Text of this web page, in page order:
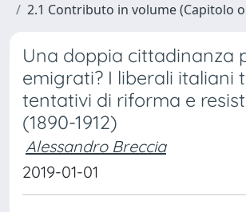
2.1 Contributo in volume (Capitolo
Una doppia cittadinanza
emigrati? I liberali italiani
tentativi di riforma e
(1890-1912)
Alessandro Breccia
2019-01-01